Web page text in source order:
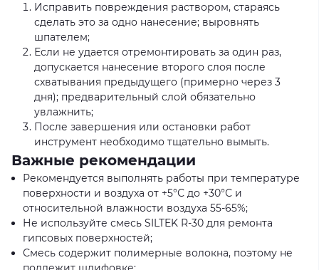
Исправить повреждения раствором, стараясь
сделать это за одно нанесение; выровнять
шпателем;
Если не удается отремонтировать за один раз,
допускается нанесение второго слоя после
схватывания предыдущего (примерно через 3
дня); предварительный слой обязательно
увлажнить;
После завершения или остановки работ
инструмент необходимо тщательно вымыть.
Важные рекомендации
Рекомендуется выполнять работы при температуре
поверхности и воздуха от +5°С до +30°С и
относительной влажности воздуха 55-65%;
Не используйте смесь SILTEK R-30 для ремонта
гипсовых поверхностей;
Смесь содержит полимерные волокна, поэтому не